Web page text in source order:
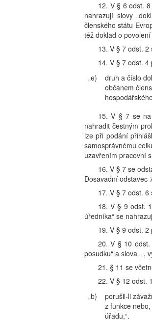
12. V § 6 odst.
nahrazují slovy
členského státu
též doklad o
13. V § 7 odst.
14. V § 7 odst.
„e)
druh a číslo
občanem
15. V § 7 se
nahradit čestným
lze při podání
samosprávnému
uzavřením pracovní
16. V § 7 se
Dosavadní odstavec
17. V § 7 odst. 6
18. V § 9 odst.
úředníka“ se
19. V § 9 odst. 2
20. V § 10 odst.
posudku“ a slova „ ,
21. § 11 se
22. V § 12 odst.
„b)
porušil-li
z funkce
úřadu,“.